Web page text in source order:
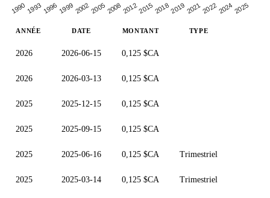
1990 19931996 199920022005200820122015201820192021202220242025
ANNÉE DATE MONTANT TYPE
2026 2026-06-15 0,125 $CA
2026 2026-03-13 0,125 $CA
2025 2025-12-15 0,125 $CA
2025 2025-09-15 0,125 $CA
2025 2025-06-16 0,125 $CA Trimestriel
2025 2025-03-14 0,125 $CA Trimestriel